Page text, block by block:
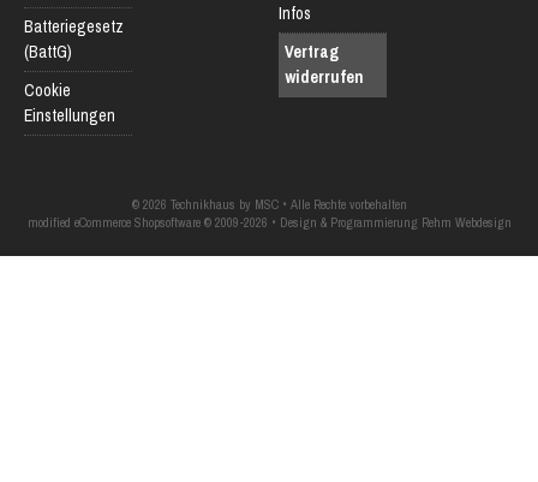
Batteriegesetz
(BattG)
Cookie
Einstellungen
Infos
Vertrag
widerrufen
© 2026 Technikhaus by MSC • Alle Rechte vorbehalten
modified eCommerce Shopsoftware © 2009-2026 • Design & Programmierung Rehm Webdesign